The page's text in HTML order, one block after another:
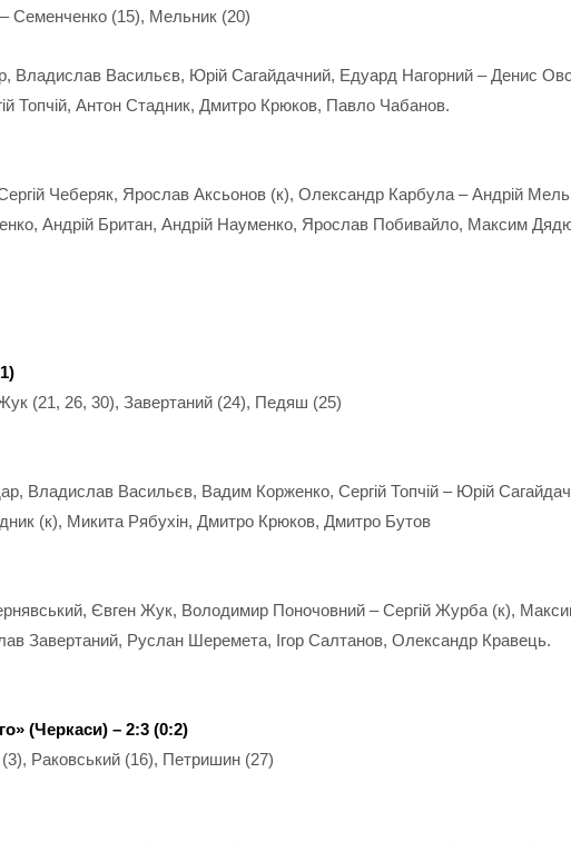
Семенченко (15), Мельник (20)
Владислав Васильєв, Юрій Сагайдачний, Едуард Нагорний – Денис
Топчій, Антон Стадник, Дмитро Крюков, Павло Чабанов.
Чеберяк, Ярослав Аксьонов (к), Олександр Карбула – Андрій
Андрій Британ, Андрій Науменко, Ярослав Побивайло, Максим
(21, 26, 30), Завертаний (24), Педяш (25)
Владислав Васильєв, Вадим Корженко, Сергій Топчій – Юрій
(к), Микита Рябухін, Дмитро Крюков, Дмитро Бутов
Євген Жук, Володимир Поночовний – Сергій Журба (к),
Завертаний, Руслан Шеремета, Ігор Салтанов, Олександр Кравець.
» (Черкаси) – 2:3 (0:2)
Раковський (16), Петришин (27)